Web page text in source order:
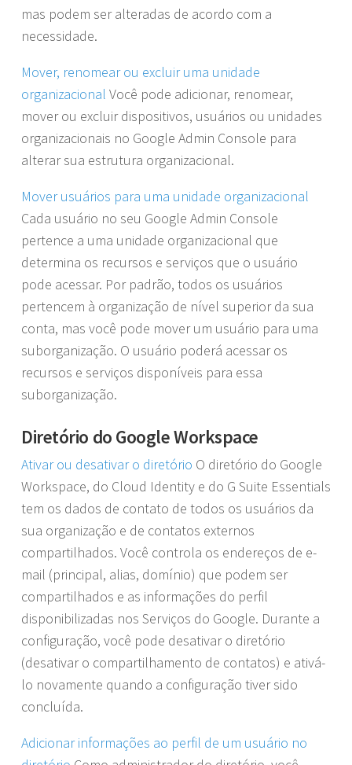
mas podem ser alteradas de acordo com a
necessidade.
Mover, renomear ou excluir uma unidade
organizacional Você pode adicionar, renomear,
mover ou excluir dispositivos, usuários ou unidades
organizacionais no Google Admin Console para
alterar sua estrutura organizacional.
Mover usuários para uma unidade organizacional
Cada usuário no seu Google Admin Console
pertence a uma unidade organizacional que
determina os recursos e serviços que o usuário
pode acessar. Por padrão, todos os usuários
pertencem à organização de nível superior da sua
conta, mas você pode mover um usuário para uma
suborganização. O usuário poderá acessar os
recursos e serviços disponíveis para essa
suborganização.
Diretório do Google Workspace
Ativar ou desativar o diretório O diretório do Google
Workspace, do Cloud Identity e do G Suite Essentials
tem os dados de contato de todos os usuários da
sua organização e de contatos externos
compartilhados. Você controla os endereços de e-
mail (principal, alias, domínio) que podem ser
compartilhados e as informações do perfil
disponibilizadas nos Serviços do Google. Durante a
configuração, você pode desativar o diretório
(desativar o compartilhamento de contatos) e ativá-
lo novamente quando a configuração tiver sido
concluída.
Adicionar informações ao perfil de um usuário no